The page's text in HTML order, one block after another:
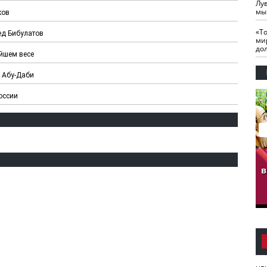
Бибулатов
весе
Абу-Даби
илли
мурд - обарг Вара